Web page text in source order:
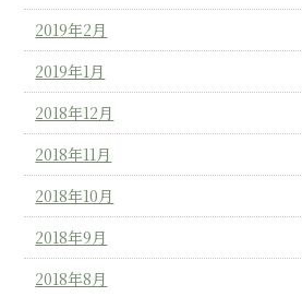
2019年2月
2019年1月
2018年12月
2018年11月
2018年10月
2018年9月
2018年8月